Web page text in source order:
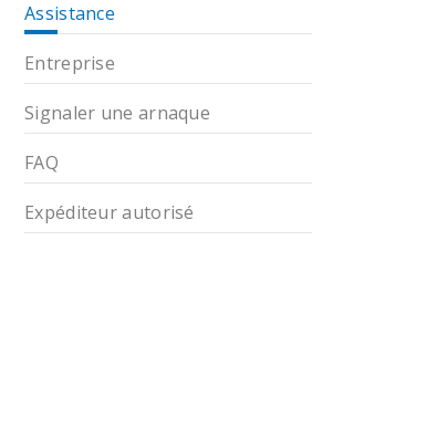
Assistance
Entreprise
Signaler une arnaque
FAQ
Expéditeur autorisé